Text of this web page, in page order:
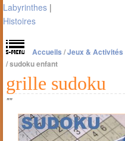
Labyrinthes |
Histoires
Accueils /Jeux &
/sudoku enfant
grille sudoku
""